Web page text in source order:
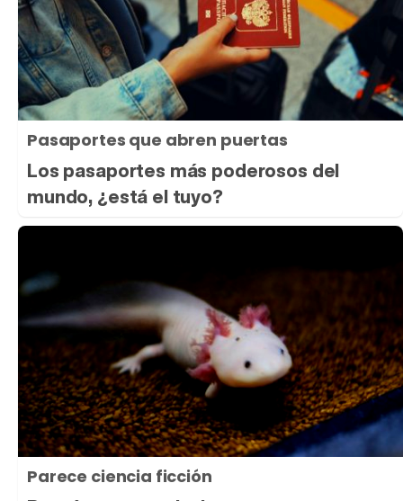
Pasaportes que abren puertas
Los pasaportes más poderosos del
mundo, ¿está el tuyo?
Parece ciencia ficción